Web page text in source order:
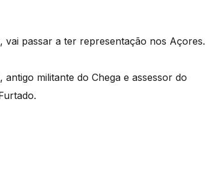
passar a ter representação nos Açores.
militante do Chega e assessor do